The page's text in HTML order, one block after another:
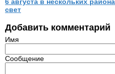
6 августа в нескольких
свет
Добавить комментарий
Имя
Сообщение